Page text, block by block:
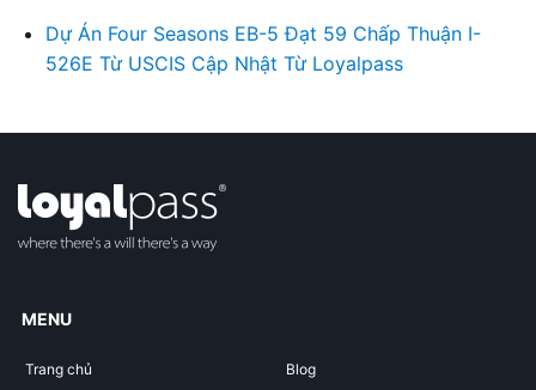
Dự Án Four Seasons EB-5 Đạt 59 Chấp Thuận I-
526E Từ USCIS Cập Nhật Từ Loyalpass
MENU
Trang chủ Blog